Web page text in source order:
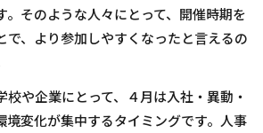
。そのような人々にとって、開催時期を
で、より参加しやすくなったと言えるの
校や企業にとって、４月は入社・異動・
境変化が集中するタイミングです。人事